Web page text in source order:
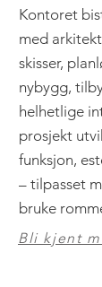
Kontoret
med
skisser,
nybygg,
helhetlige
prosjekt
funksjon,
– tilpasset
bruke
Bli kjent